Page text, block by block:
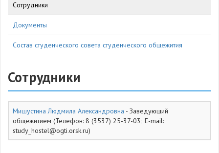
Сотрудники
Документы
Состав студенческого совета студенческого общежития
Сотрудники
Мишустина Людмила Александровна - Заведующий
общежитием (Телефон: 8 (3537) 25-37-03; E-mail:
study_hostel@ogti.orsk.ru)